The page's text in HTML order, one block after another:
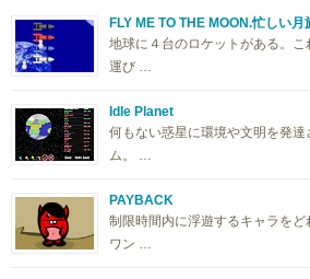
FLY ME TO THE MOON.忙しい月
地球に４台のロケットがある。
運び …
Idle Planet
何もない惑星に環境や文明を発
ム。 …
PAYBACK
制限時間内に浮遊するキャラを
ワン …